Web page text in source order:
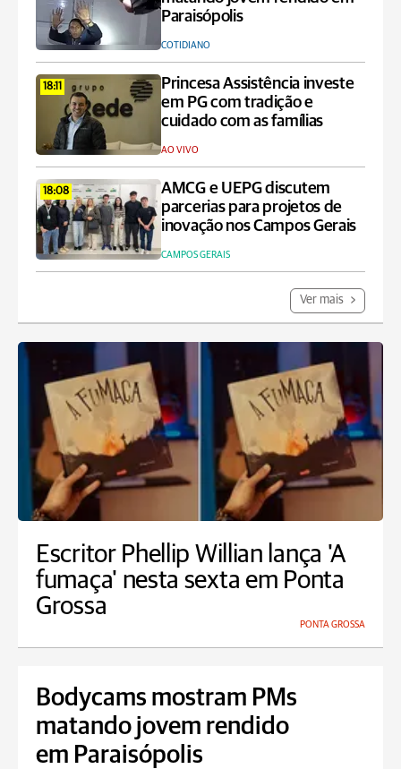
Paraisópolis
COTIDIANO
18:11
Princesa Assistência investe
em PG com tradição e
cuidado com as famílias
AO VIVO
18:08
AMCG e UEPG discutem
parcerias para projetos de
inovação nos Campos Gerais
CAMPOS GERAIS
Ver mais
Escritor Phellip Willian lança 'A
fumaça' nesta sexta em Ponta
Grossa
PONTA GROSSA
Bodycams mostram PMs
matando jovem rendido
em Paraisópolis